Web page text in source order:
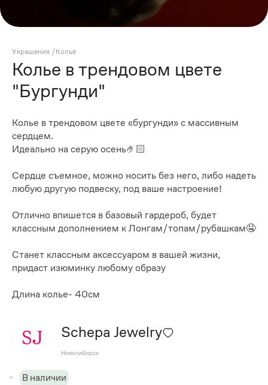
Украшения /Колье
Колье в трендовом цвете
"Бургунди"
Колье в трендовом цвете «бургунди» с массивным
сердцем.
Идеально на серую осень🤌🏻
Сердце съемное, можно носить без него, либо надеть
любую другую подвеску, под ваше настроение!
Отлично впишется в базовый гардероб, будет
классным дополнением к Лонгам/топам/рубашкам🤤
Станет классным аксессуаром в вашей жизни,
придаст изюминку любому образу
Длина колье- 40см
Schepa Jewelry
Новосибирск
В наличии